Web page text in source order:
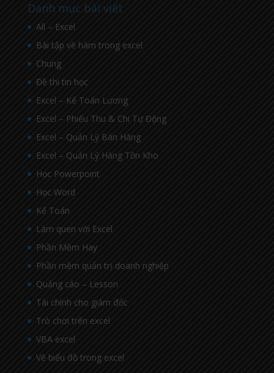
Danh mục bài viết
All – Excel
Bài tập về hàm trong excel
Chung
Đề thi tin học
Excel – Kế Toán Lương
Excel – Phiếu Thu & Chi Tự Động
Excel – Quản Lý Bán Hàng
Excel – Quản Lý Hàng Tồn Kho
Học Powerpoint
Học Word
Kế Toán
Làm quen với Excel
Phần Mềm Hay
Phần mềm quản trị doanh nghiệp
Quảng cáo – Lesson
Tài chính cho giám đốc
Trò chơi trên excel
VBA excel
Vẽ biểu đồ trong excel